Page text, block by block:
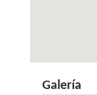
Galería